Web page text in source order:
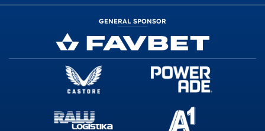
GENERAL SPONSOR